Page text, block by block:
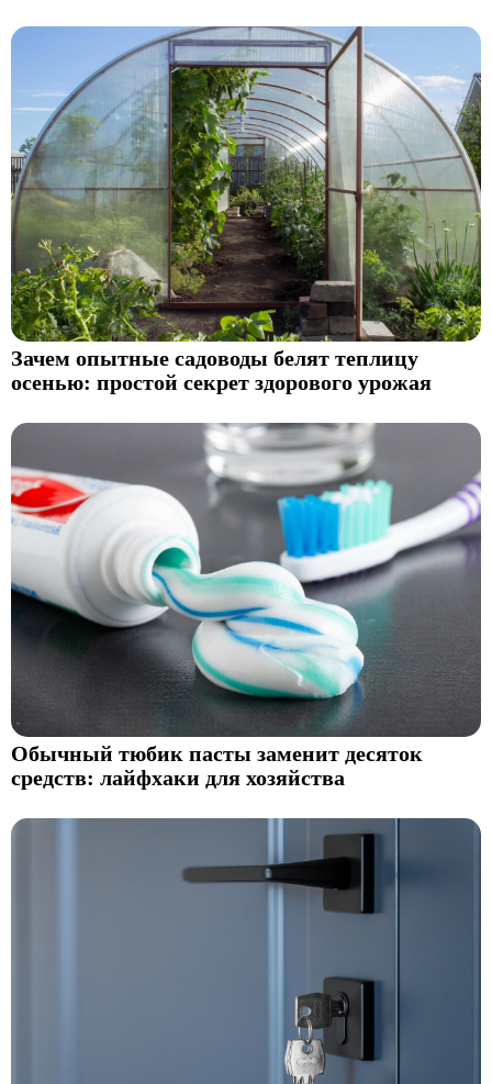
Зачем опытные садоводы белят теплицу
осенью: простой секрет здорового урожая
Обычный тюбик пасты заменит десяток
средств: лайфхаки для хозяйства